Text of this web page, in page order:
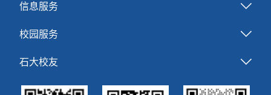
信息服务
校园服务
石大校友